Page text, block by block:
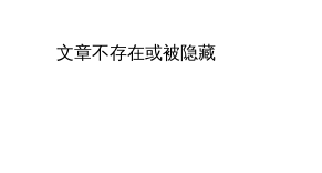
文章不存在或被隐藏